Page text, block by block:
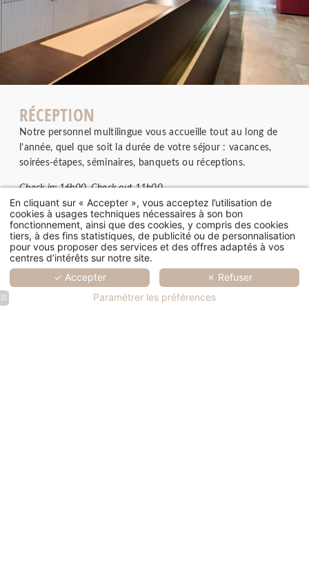
RÉCEPTION
Notre personnel multilingue vous accueille tout au long de
l’année, quel que soit la durée de votre séjour : vacances,
soirées-étapes, séminaires, banquets ou réceptions.
Check in: 16h00. Check out 11h00
En cliquant sur « Accepter », vous acceptez l’utilisation de
cookies à usages techniques nécessaires à son bon
fonctionnement, ainsi que des cookies, y compris des cookies
tiers, à des fins statistiques, de publicité ou de personnalisation
pour vous proposer des services et des offres adaptés à vos
centres d’intérêts sur notre site.
✓ Accepter
✗ Refuser
Paramétrer les préférences